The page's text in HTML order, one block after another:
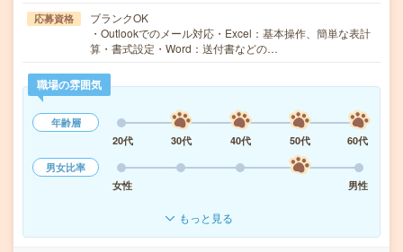
応募資格
ブランクOK
・Outlookでのメール対応・Excel：基本操作、簡単な表計
算・書式設定・Word：送付書などの…
職場の雰囲気
年齢層
20代
30代 40代 50代
60代
男女比率
女性
男性
もっと見る